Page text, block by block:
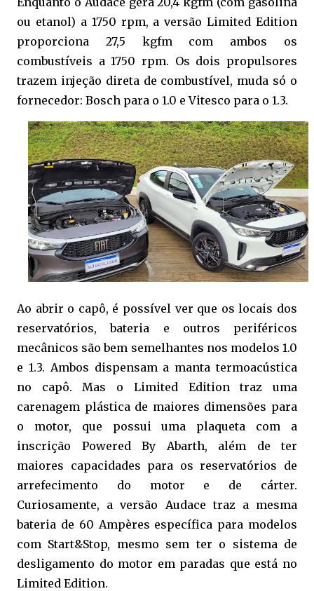
ou etanol) a 1750 rpm, a versão Limited Edition
proporciona 27,5 kgfm com ambos os
combustíveis a 1750 rpm. Os dois propulsores
trazem injeção direta de combustível, muda só o
fornecedor: Bosch para o 1.0 e Vitesco para o 1.3.
Ao abrir o capô, é possível ver que os locais dos
reservatórios, bateria e outros periféricos
mecânicos são bem semelhantes nos modelos 1.0
e 1.3. Ambos dispensam a manta termoacústica
no capô. Mas o Limited Edition traz uma
carenagem plástica de maiores dimensões para
o motor, que possui uma plaqueta com a
inscrição Powered By Abarth, além de ter
maiores capacidades para os reservatórios de
arrefecimento do motor e de cárter.
Curiosamente, a versão Audace traz a mesma
bateria de 60 Ampères específica para modelos
com Start&Stop, mesmo sem ter o sistema de
desligamento do motor em paradas que está no
Limited Edition.